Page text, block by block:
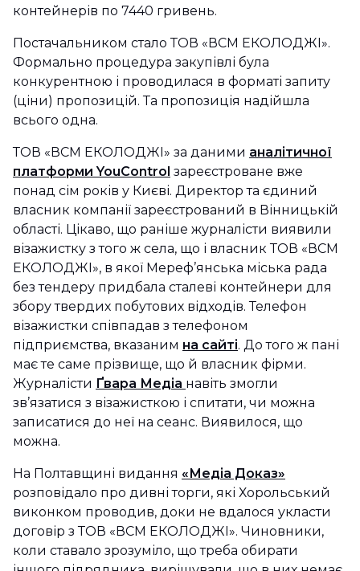
контейнерів по 7440 гривень.
Постачальником стало ТОВ «ВСМ ЕКОЛОДЖІ».
Формально процедура закупівлі була
конкурентною і проводилася в форматі запиту
(ціни) пропозицій. Та пропозиція надійшла
всього одна.
ТОВ «ВСМ ЕКОЛОДЖІ» за даними аналітичної
платформи YouControl зареєстроване вже
понад сім років у Києві. Директор та єдиний
власник компанії зареєстрований в Вінницькій
області. Цікаво, що раніше журналісти виявили
візажистку з того ж села, що і власник ТОВ «ВСМ
ЕКОЛОДЖІ», в якої Мереф’янська міська рада
без тендеру придбала сталеві контейнери для
збору твердих побутових відходів. Телефон
візажистки співпадав з телефоном
підприємства, вказаним на сайті. До того ж пані
має те саме прізвище, що й власник фірми.
Журналісти Ґвара Медіа навіть змогли
зв’язатися з візажисткою і спитати, чи можна
записатися до неї на сеанс. Виявилося, що
можна.
На Полтавщині видання «Медіа Доказ»
розповідало про дивні торги, які Хорольський
виконком проводив, доки не вдалося укласти
договір з ТОВ «ВСМ ЕКОЛОДЖІ». Чиновники,
коли ставало зрозуміло, що треба обирати